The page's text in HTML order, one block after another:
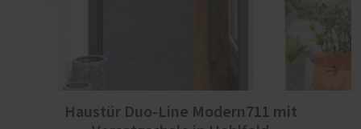
Haustür Duo-Line Modern711 mit